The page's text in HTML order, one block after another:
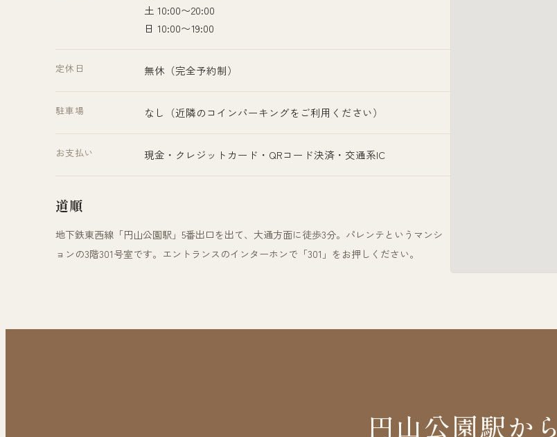
土 10:00〜20:00
日 10:00〜19:00
定休日 無休（完全予約制）
駐車場 なし（近隣のコインパーキングをご利用ください）
お支払い 現金・クレジットカード・QRコード決済・交通系IC
道順
地下鉄東西線「円山公園駅」5番出口を出て、大通方面に徒歩3分。パレンテというマンシ
ョンの3階301号室です。エントランスのインターホンで「301」をお押しください。
円山公園駅から